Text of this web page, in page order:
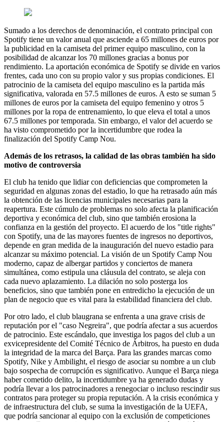
Sumado a los derechos de denominación, el contrato principal con
Spotify tiene un valor anual que asciende a 65 millones de euros por
la publicidad en la camiseta del primer equipo masculino, con la
posibilidad de alcanzar los 70 millones gracias a bonus por
rendimiento. La aportación económica de Spotify se divide en varios
frentes, cada uno con su propio valor y sus propias condiciones. El
patrocinio de la camiseta del equipo masculino es la partida más
significativa, valorada en 57.5 millones de euros. A esto se suman 5
millones de euros por la camiseta del equipo femenino y otros 5
millones por la ropa de entrenamiento, lo que eleva el total a unos
67.5 millones por temporada. Sin embargo, el valor del acuerdo se
ha visto comprometido por la incertidumbre que rodea la
finalización del Spotify Camp Nou.
Además de los retrasos, la calidad de las obras también ha sido
motivo de controversia
El club ha tenido que lidiar con deficiencias que comprometen la
seguridad en algunas zonas del estadio, lo que ha retrasado aún más
la obtención de las licencias municipales necesarias para la
reapertura. Este cúmulo de problemas no solo afecta la planificación
deportiva y económica del club, sino que también erosiona la
confianza en la gestión del proyecto. El acuerdo de los "title rights"
con Spotify, una de las mayores fuentes de ingresos no deportivos,
depende en gran medida de la inauguración del nuevo estadio para
alcanzar su máximo potencial. La visión de un Spotify Camp Nou
moderno, capaz de albergar partidos y conciertos de manera
simultánea, como estipula una cláusula del contrato, se aleja con
cada nuevo aplazamiento. La dilación no solo posterga los
beneficios, sino que también pone en entredicho la ejecución de un
plan de negocio que es vital para la estabilidad financiera del club.
Por otro lado, el club blaugrana se enfrenta a una grave crisis de
reputación por el "caso Negreira", que podría afectar a sus acuerdos
de patrocinio. Este escándalo, que investiga los pagos del club a un
exvicepresidente del Comité Técnico de Árbitros, ha puesto en duda
la integridad de la marca del Barça. Para las grandes marcas como
Spotify, Nike y Ambilight, el riesgo de asociar su nombre a un club
bajo sospecha de corrupción es significativo. Aunque el Barça niega
haber cometido delito, la incertidumbre ya ha generado dudas y
podría llevar a los patrocinadores a renegociar o incluso rescindir sus
contratos para proteger su propia reputación. A la crisis económica y
de infraestructura del club, se suma la investigación de la UEFA,
que podría sancionar al equipo con la exclusión de competiciones